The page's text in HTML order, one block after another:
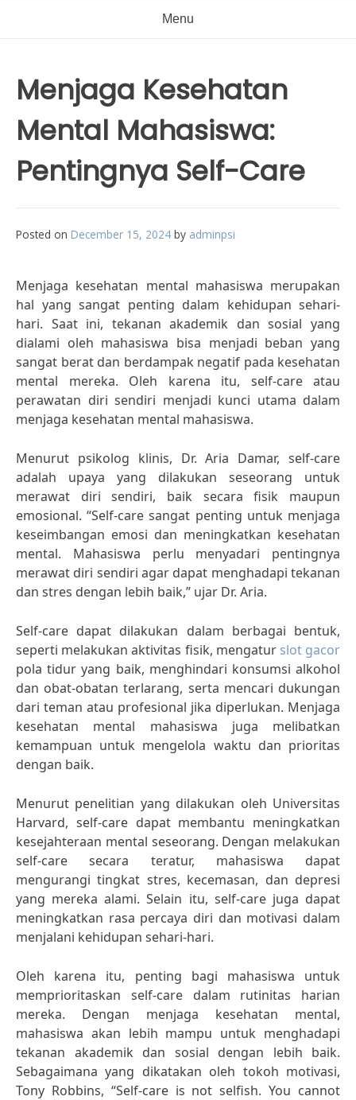
Menu
Menjaga Kesehatan
Mental Mahasiswa:
Pentingnya Self-Care
Posted on December 15, 2024 by adminpsi
Menjaga kesehatan mental mahasiswa merupakan
hal yang sangat penting dalam kehidupan sehari-
hari. Saat ini, tekanan akademik dan sosial yang
dialami oleh mahasiswa bisa menjadi beban yang
sangat berat dan berdampak negatif pada kesehatan
mental mereka. Oleh karena itu, self-care atau
perawatan diri sendiri menjadi kunci utama dalam
menjaga kesehatan mental mahasiswa.
Menurut psikolog klinis, Dr. Aria Damar, self-care
adalah upaya yang dilakukan seseorang untuk
merawat diri sendiri, baik secara fisik maupun
emosional. “Self-care sangat penting untuk menjaga
keseimbangan emosi dan meningkatkan kesehatan
mental. Mahasiswa perlu menyadari pentingnya
merawat diri sendiri agar dapat menghadapi tekanan
dan stres dengan lebih baik,” ujar Dr. Aria.
Self-care dapat dilakukan dalam berbagai bentuk,
seperti melakukan aktivitas fisik, mengatur slot gacor
pola tidur yang baik, menghindari konsumsi alkohol
dan obat-obatan terlarang, serta mencari dukungan
dari teman atau profesional jika diperlukan. Menjaga
kesehatan mental mahasiswa juga melibatkan
kemampuan untuk mengelola waktu dan prioritas
dengan baik.
Menurut penelitian yang dilakukan oleh Universitas
Harvard, self-care dapat membantu meningkatkan
kesejahteraan mental seseorang. Dengan melakukan
self-care secara teratur, mahasiswa dapat
mengurangi tingkat stres, kecemasan, dan depresi
yang mereka alami. Selain itu, self-care juga dapat
meningkatkan rasa percaya diri dan motivasi dalam
menjalani kehidupan sehari-hari.
Oleh karena itu, penting bagi mahasiswa untuk
memprioritaskan self-care dalam rutinitas harian
mereka. Dengan menjaga kesehatan mental,
mahasiswa akan lebih mampu untuk menghadapi
tekanan akademik dan sosial dengan lebih baik.
Sebagaimana yang dikatakan oleh tokoh motivasi,
Tony Robbins, “Self-care is not selfish. You cannot